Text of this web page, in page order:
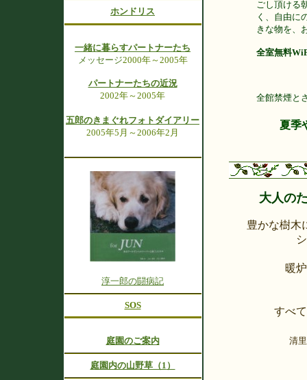
ごし頂ける
く、自由に
きな物を
全室無料
全館禁煙と
夏季
大人の
豊かな樹木
暖
すべ
清
ホンドリス
一緒に暮らすパートナーたち
メッセージ2000年～2005年
パートナーたちの近況
2002年～2005年
五郎のきまぐれフォトダイアリー
2005年5月～2006年2月
淳一郎の闘病記
SOS
庭園のご案内
庭園内の山野草（1 ）